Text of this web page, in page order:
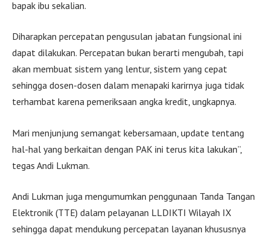
bapak ibu sekalian.
Diharapkan percepatan pengusulan jabatan fungsional ini
dapat dilakukan. Percepatan bukan berarti mengubah, tapi
akan membuat sistem yang lentur, sistem yang cepat
sehingga dosen-dosen dalam menapaki karirnya juga tidak
terhambat karena pemeriksaan angka kredit, ungkapnya.
Mari menjunjung semangat kebersamaan, update tentang
hal-hal yang berkaitan dengan PAK ini terus kita lakukan”,
tegas Andi Lukman.
Andi Lukman juga mengumumkan penggunaan Tanda Tangan
Elektronik (TTE) dalam pelayanan LLDIKTI Wilayah IX
sehingga dapat mendukung percepatan layanan khususnya